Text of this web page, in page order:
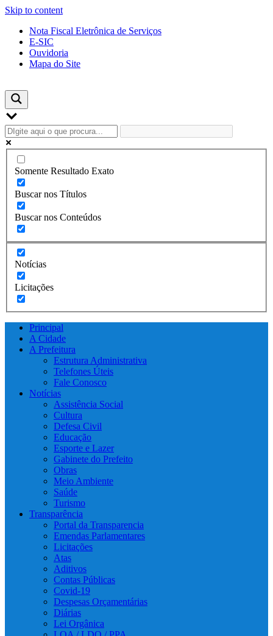
Skip to content
Nota Fiscal Eletrônica de Serviços
E-SIC
Ouvidoria
Mapa do Site
Somente Resultado Exato
Buscar nos Títulos
Buscar nos Conteúdos
Notícias
Licitações
Principal
A Cidade
A Prefeitura
Estrutura Administrativa
Telefones Úteis
Fale Conosco
Notícias
Assistência Social
Cultura
Defesa Civil
Educação
Esporte e Lazer
Gabinete do Prefeito
Obras
Meio Ambiente
Saúde
Turismo
Transparência
Portal da Transparencia
Emendas Parlamentares
Licitações
Atas
Aditivos
Contas Públicas
Covid-19
Despesas Orçamentárias
Diárias
Lei Orgânica